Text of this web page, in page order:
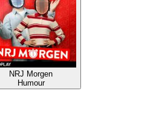
NRJ Morgen
Humour